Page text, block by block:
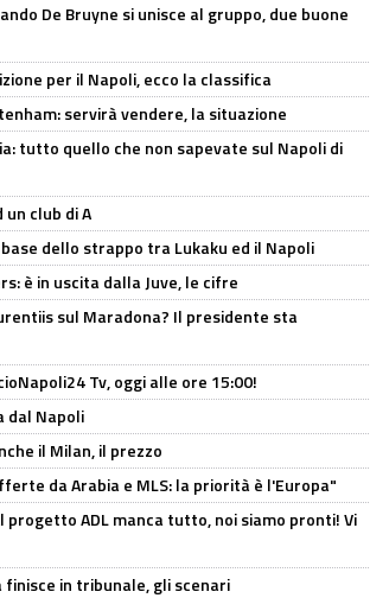
De Bruyne si unisce al gruppo, due buone
per il Napoli, ecco la classifica
servirà vendere, la situazione
tutto quello che non sapevate sul Napoli di
club di A
dello strappo tra Lukaku ed il Napoli
è in uscita dalla Juve, le cifre
sul Maradona? Il presidente sta
Tv, oggi alle ore 15:00!
dal Napoli
il Milan, il prezzo
da Arabia e MLS: la priorità è l'Europa"
progetto ADL manca tutto, noi siamo pronti! Vi
finisce in tribunale, gli scenari